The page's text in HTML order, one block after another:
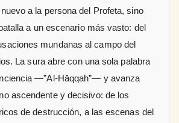
a la persona del Profeta, sino
a un escenario más vasto: del
mundanas al campo del
La sura abre con una sola palabra
—”Al-Hāqqah”— y avanza
ascendente y decisivo: de los
de destrucción, a las escenas del